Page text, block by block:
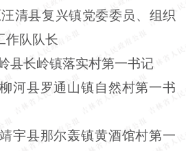
汪清县复兴镇党委委员、组织
作队队长
县长岭镇落实村第一书记
柳河县罗通山镇自然村第一书
靖宇县那尔轰镇黄酒馆村第一